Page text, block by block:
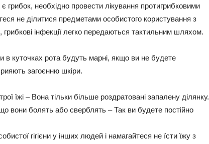
грибок, необхідно провести лікування протигрибковими
не ділитися предметами особистого користування з
інфекції легко передаються тактильним шляхом.
в куточках рота будуть марні, якщо ви не будете
загоєнню шкіри.
їжі – Вона тільки більше роздратовані запалену ділянку.
вони болять або сверблять – Так ви будете постійно
гігієни у інших людей і намагайтеся не їсти їжу з